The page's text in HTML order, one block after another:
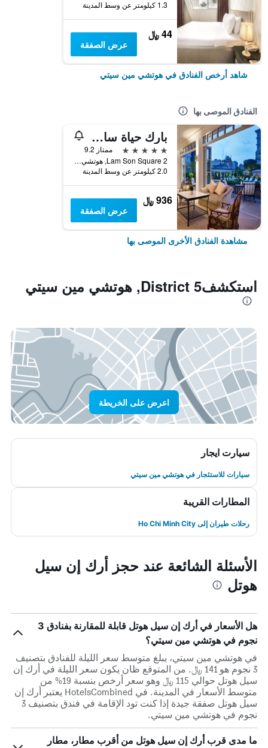
1.3 كيلومتر عن وسط المدينة
44 ﷼
عرض الصفقة
شاهد أرخص الفنادق في هوتشي مين سيتي
الفنادق الموصى بها
بارك حياة سايجون
5 نجوم
ممتاز 9.2
2 Lam Son Square, هوتشي مين سيتي, فيتنام
2.0 كيلومتر عن وسط المدينة
936 ﷼
عرض الصفقة
مشاهدة الفنادق الأخرى الموصى بها
استكشفDistrict 5, هوتشي مين سيتي
اعرض على الخريطة
سيارت ايجار
سيارات للاستئجار في هوتشي مين سيتي
المطارات القريبة
رحلات طيران إلى Ho Chi Minh City
الأسئلة الشائعة عند حجز أرك إن سيل
هوتل
هل الأسعار في أرك إن سيل هوتل قابلة للمقارنة بفنادق 3
نجوم في هوتشي مين سيتي؟
في هوتشي مين سيتي، يبلغ متوسط ​​سعر الليلة للفنادق بتصنيف
3 نجوم هو 141 ﷼. من المتوقع ظان يكون سعر الليلة في أرك إن
سيل هوتل حوالي 115 ﷼ وهو سعر أرخص بنسبة 19% من
متوسط الأسعار في المدينة. في HotelsCombined يعتبر أرك إن
سيل هوتل صفقة جيدة إذا كنت تود الإقامة في فندق بتصنيف 3
نجوم في هوتشي مين سيتي.
ما مدى قرب أرك إن سيل هوتل من أقرب مطار، مطار